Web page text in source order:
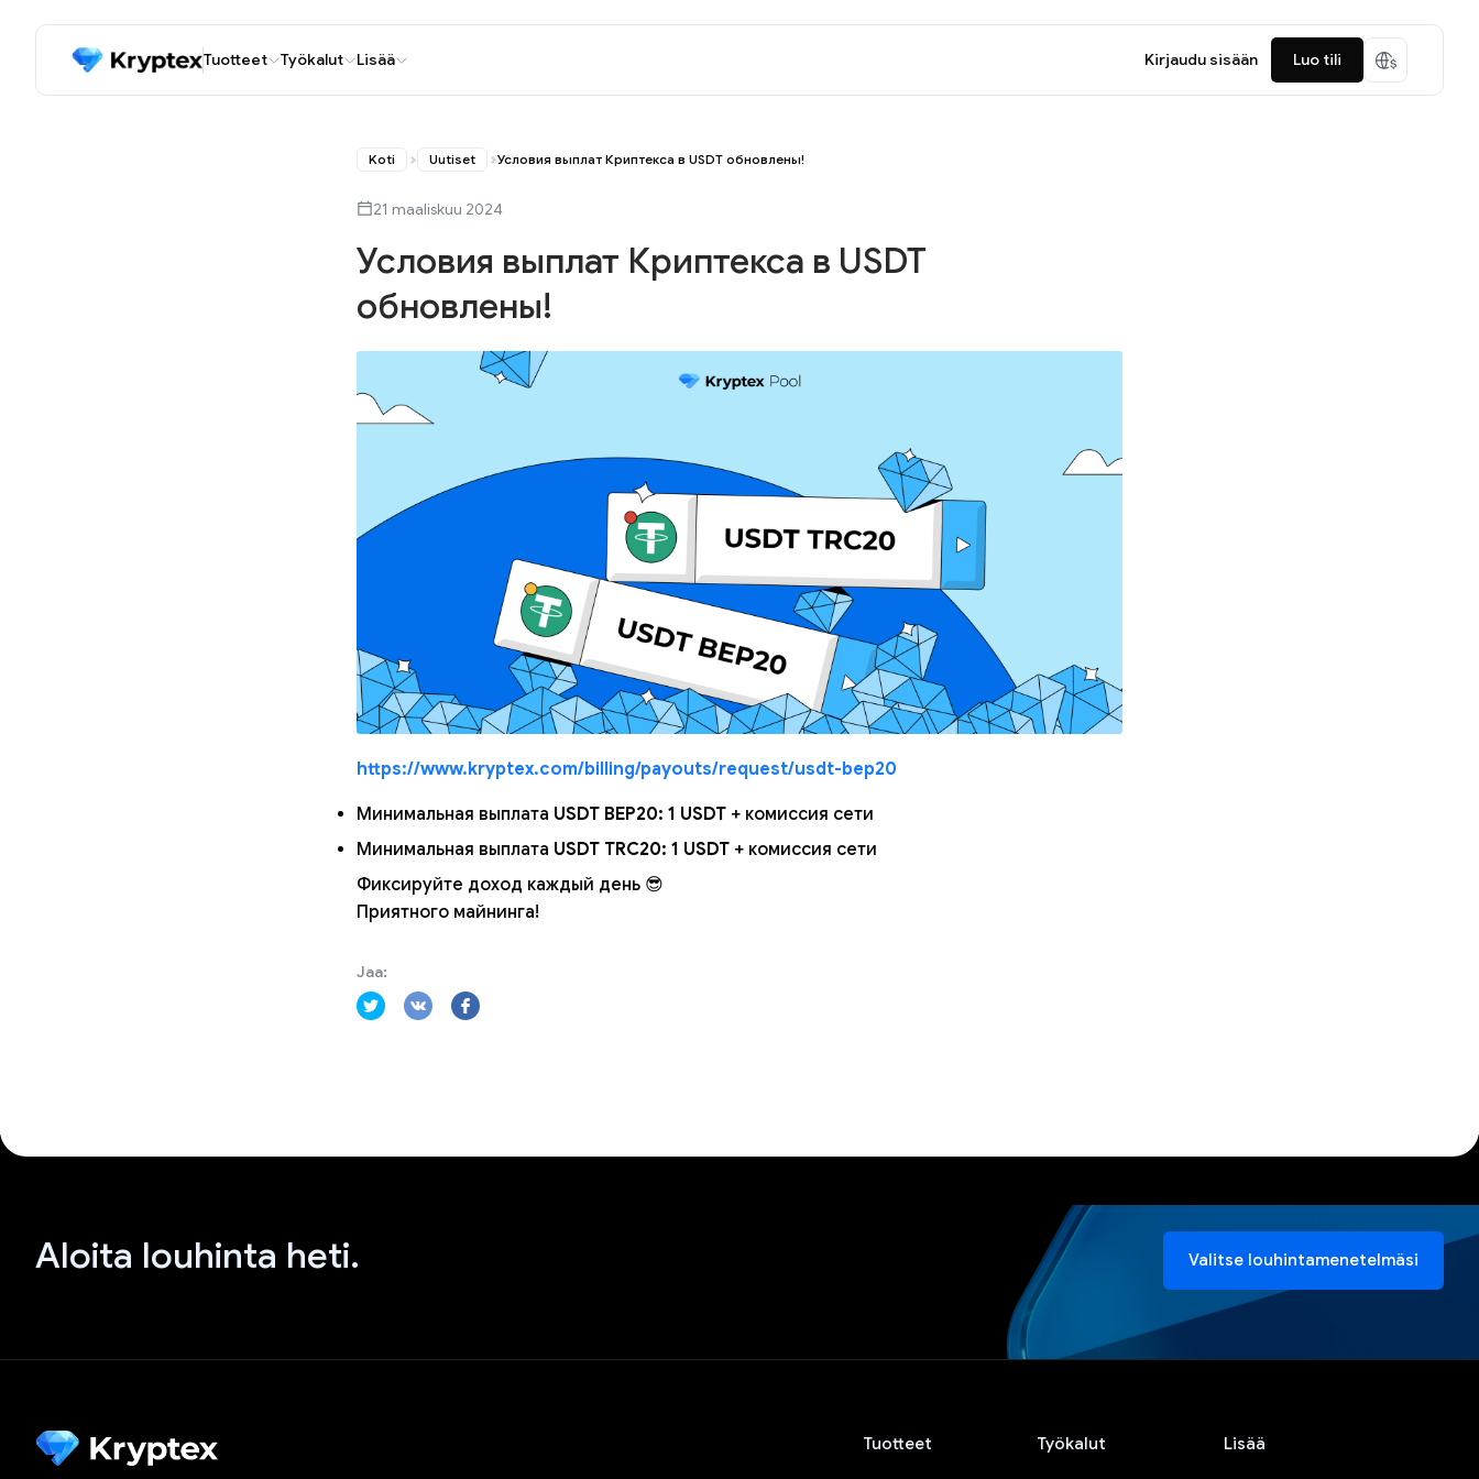
Tuotteet Työkalut Lisää Kirjaudu sisään Luo tili
Koti Uutiset Условия выплат Криптекса в USDT обновлены!
21 maaliskuu 2024
Условия выплат Криптекса в USDT
обновлены!
https://www.kryptex.com/billing/payouts/request/usdt-bep20
Минимальная выплата USDT BEP20: 1 USDT + комиссия сети
Минимальная выплата USDT TRC20: 1 USDT + комиссия сети
Фиксируйте доход каждый день 😎
Приятного майнинга!
Jaa:
Aloita louhinta heti. Valitse louhintamenetelmäsi
Tuotteet Työkalut Lisää